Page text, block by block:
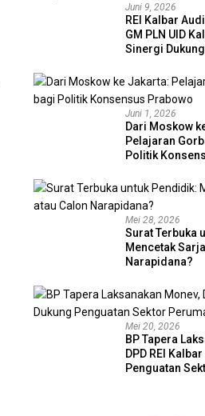
Juni 9, 2026
REI Kalbar
GM PLN UID
Sinergi
Rumah
Juni 1, 2026
Dari Moskow
Pelajaran
Politik
Mei 28, 2026
Surat Terbuka
Mencetak
Narapidana?
Mei 20, 2026
BP Tapera
DPD REI
Penguatan